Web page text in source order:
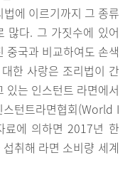
에 이르기까지 그 종류
많다. 그 가짓수에 있어
중국과 비교하여도 손색
한 사랑은 조리법이 간
있는 인스턴트 라면에서
턴트라면협회(World I
에 의하면 2017년 한
취해 라면 소비량 세계